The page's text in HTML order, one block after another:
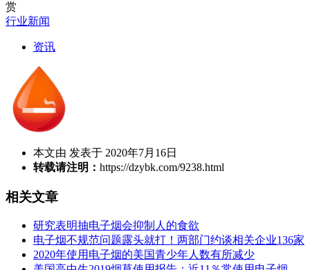
赏
行业新闻
资讯
本文由 发表于 2020年7月16日
转载请注明： https://dzybk.com/9238.html
相关文章
研究表明抽电子烟会抑制人的食欲
电子烟不规范问题露头就打！两部门约谈相关企业136家
2020年使用电子烟的美国青少年人数有所减少